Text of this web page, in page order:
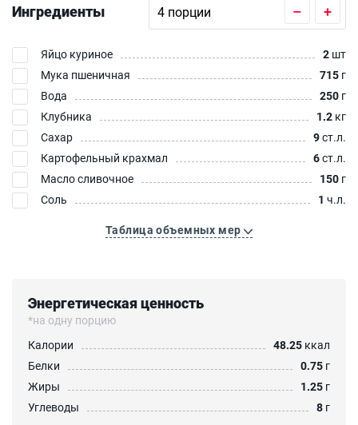
Ингредиенты – +
Яйцо куриное 2 шт
Мука пшеничная
715 г
Вода
250 г
Клубника
1.2 кг
Сахар
9ст.л.
Картофельный крахмал
6ст.л.
Масло сливочное
150 г
Соль
1 ч.л.
Таблица объемных мер
Энергетическая ценность
*на одну порцию
Калории
48.25 ккал
Белки
0.75 г
Жиры
1.25 г
Углеводы
8 г